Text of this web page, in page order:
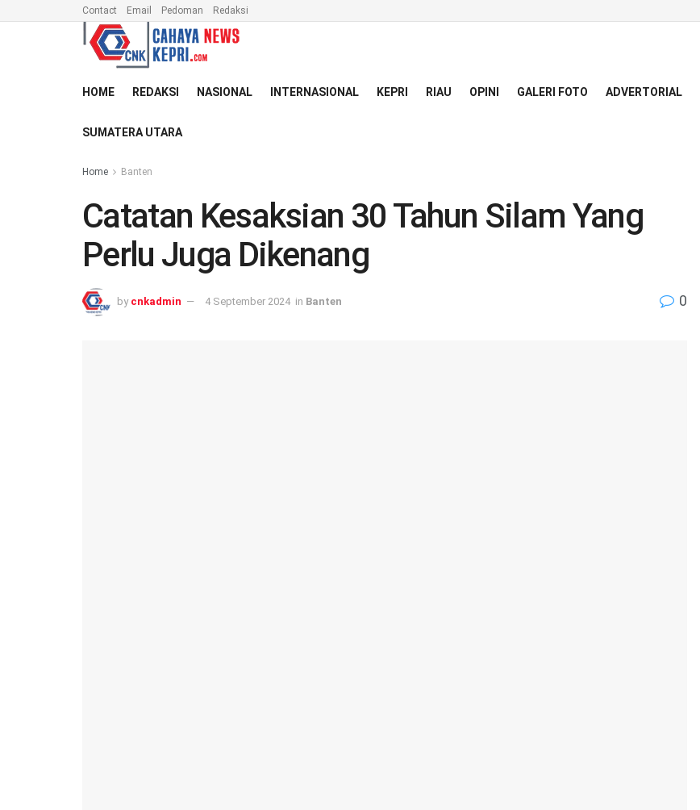
Contact Email Pedoman Redaksi
HOME REDAKSI NASIONAL INTERNASIONAL KEPRI RIAU OPINI GALERI FOTO ADVERTORIAL
SUMATERA UTARA
Home Banten
Catatan Kesaksian 30 Tahun Silam Yang
Perlu Juga Dikenang
by cnkadmin 4 September 2024 in Banten 0